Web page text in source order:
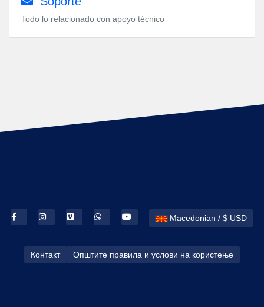
Todo lo relacionado con apoyo técnico
Macedonian / $ USD
Контакт Општите правила и услови на користење